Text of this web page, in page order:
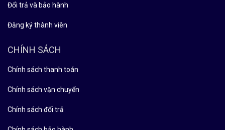
Đổi trả và bảo hành
Đăng ký thành viên
CHÍNH SÁCH
Chính sách thanh toán
Chính sách vận chuyển
Chính sách đổi trả